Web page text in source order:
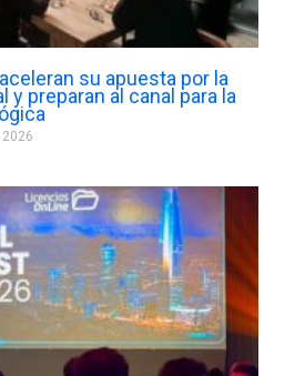
su apuesta por la
preparan al canal para la